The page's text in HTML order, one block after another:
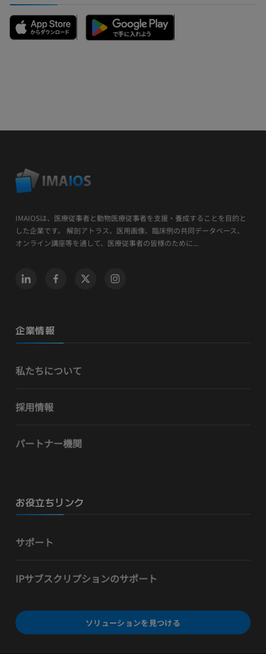
IMAIOSは、医療従事者と動物医療従事者を支援・養成することを目的と
した企業です。 解剖アトラス、医用画像、臨床例の共同データベース、
オンライン講座等を通して、医療従事者の皆様のために...
企業情報
私たちについて
採用情報
パートナー機関
お役立ちリンク
サポート
IPサブスクリプションのサポート
ソリューションを見つける